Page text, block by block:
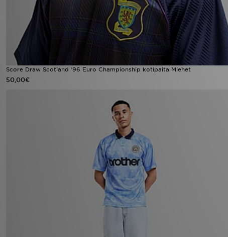
Score Draw Scotland '96 Euro Championship kotipaita Miehet
50,00€